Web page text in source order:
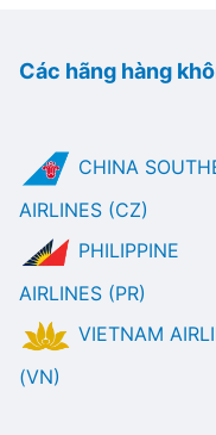
Các hãng hàng
CHINA
AIRLINES (CZ)
PHILIPPINE
AIRLINES (PR)
VIETNAM
(VN)